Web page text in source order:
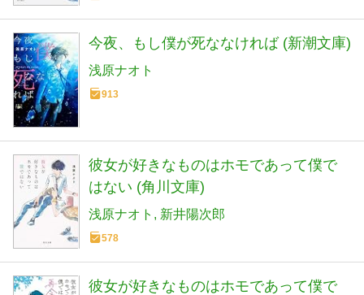
今夜、もし僕が死ななければ (新潮文庫)
浅原ナオト
913
彼女が好きなものはホモであって僕で
はない (角川文庫)
浅原ナオト 新井陽次郎
578
彼女が好きなものはホモであって僕で